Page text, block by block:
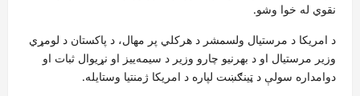
نقوي له خوا وشو.
د امریکا د مرستیال ولسمشر د هرکلي پر مهال، د پاکستان د لومړي
وزیر مرستیال او د بهرنیو چارو وزیر د سیمه‌ییز او نړیوال ثبات او
دوامداره سولې د ټینګښت لپاره د امریکا ژمنتیا وستایله.